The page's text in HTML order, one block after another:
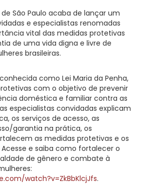
São Paulo acaba de lançar um
e especialistas renomadas
vital das medidas protetivas
de uma vida digna e livre de
brasileiras.
conhecida como Lei Maria da Penha,
com o objetivo de prevenir
doméstica e familiar contra as
especialistas convidadas explicam
os serviços de acesso, as
garantia na prática, os
as medidas protetivas e os
e saiba como fortalecer o
de gênero e combate à
watch?v=ZkBbKlcjJfs.